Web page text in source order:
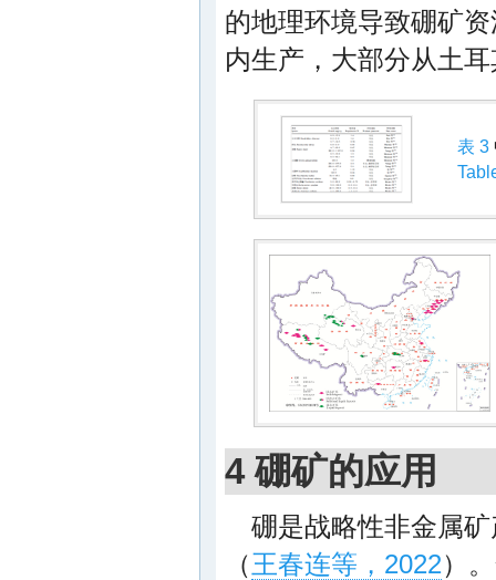
的地理环境导致硼矿
内生产，大部分从土
表 3
4 硼矿的应用
硼是战略性非金属
（王春连等，2022）